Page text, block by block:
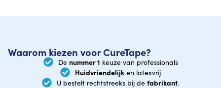
Waarom kiezen voor CureTape?
De nummer 1 keuze van professionals
Huidvriendelijk en latexvrij
U bestelt rechtstreeks bij de fabrikant.